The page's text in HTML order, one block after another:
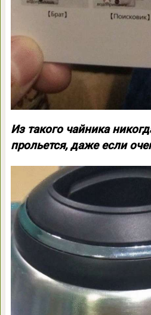
Из такого чайника
прольется, даже если